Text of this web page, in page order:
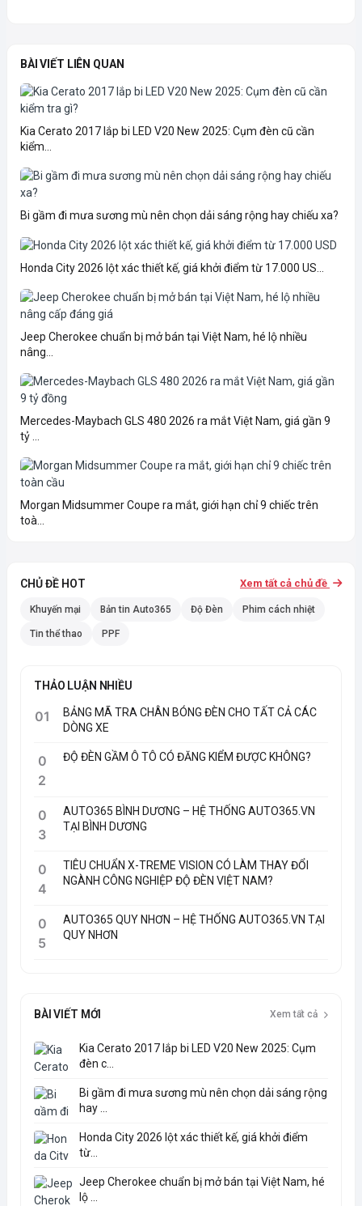
BÀI VIẾT LIÊN QUAN
Kia Cerato 2017 lắp bi LED V20 New 2025: Cụm đèn cũ cần
kiểm...
Bi gầm đi mưa sương mù nên chọn dải sáng rộng hay chiếu xa?
Honda City 2026 lột xác thiết kế, giá khởi điểm từ 17.000 US...
Jeep Cherokee chuẩn bị mở bán tại Việt Nam, hé lộ nhiều
nâng...
Mercedes-Maybach GLS 480 2026 ra mắt Việt Nam, giá gần 9
tỷ ...
Morgan Midsummer Coupe ra mắt, giới hạn chỉ 9 chiếc trên
toà...
CHỦ ĐỀ HOT Xem tất cả chủ đề
Khuyến mại Bản tin Auto365 Độ Đèn Phim cách nhiệt
Tin thể thao PPF
THẢO LUẬN NHIỀU
01
BẢNG MÃ TRA CHÂN BÓNG ĐÈN CHO TẤT CẢ CÁC
DÒNG XE
0
2
ĐỘ ĐÈN GẦM Ô TÔ CÓ ĐĂNG KIỂM ĐƯỢC KHÔNG?
0
3
AUTO365 BÌNH DƯƠNG – HỆ THỐNG AUTO365.VN
TẠI BÌNH DƯƠNG
0
4
TIÊU CHUẨN X-TREME VISION CÓ LÀM THAY ĐỔI
NGÀNH CÔNG NGHIỆP ĐỘ ĐÈN VIỆT NAM?
0
5
AUTO365 QUY NHƠN – HỆ THỐNG AUTO365.VN TẠI
QUY NHƠN
BÀI VIẾT MỚI Xem tất cả
Kia Cerato 2017 lắp bi LED V20 New 2025: Cụm
đèn c...
Bi gầm đi mưa sương mù nên chọn dải sáng rộng
hay ...
Honda City 2026 lột xác thiết kế, giá khởi điểm
từ...
Jeep Cherokee chuẩn bị mở bán tại Việt Nam, hé
lộ ...